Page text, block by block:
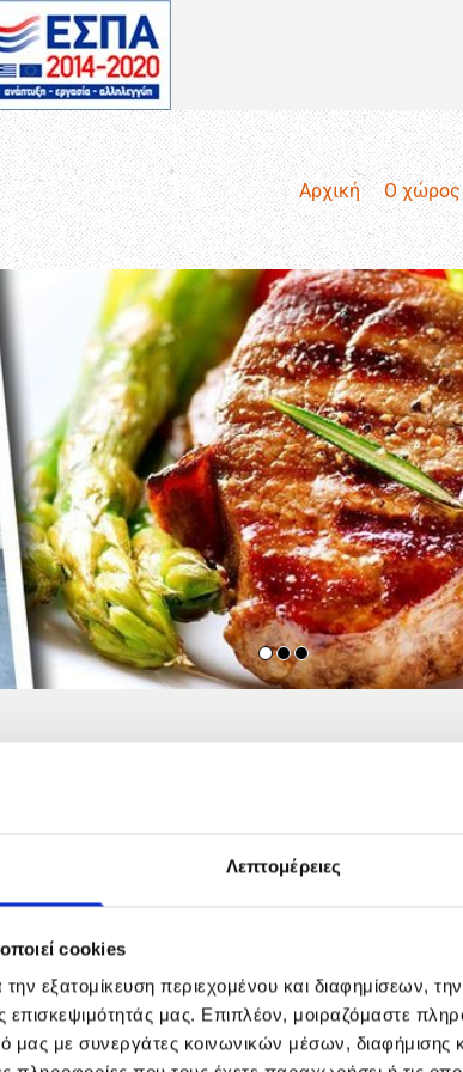
Λεπτομέρειες
cookies
εξατομίκευση περιεχομένου και διαφημίσεων,
επισκεψιμότητάς μας. Επιπλέον, μοιραζόμαστε
μας με συνεργάτες κοινωνικών μέσων,
Αρχική Ο χώρος
η Γάστρα, στα Ιωάννινα,
τις ντόπιες σπιτικές
αγνά και φρέσκα, ντόπιας
γίνεται στην
Τζουρά, φέρνοντάς, έτσι,
ποικιλία από
Για το κυρίως
είναι άλλες από
διαφορετικά
προσφέρουμε
Αν πάλι
κρέας της δικής
κατσαρόλας, με